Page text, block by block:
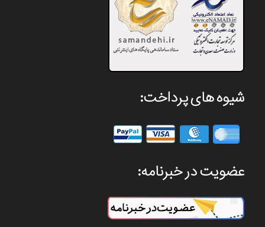
شیوه های پرداخت:
عضویت در خبرنامه: